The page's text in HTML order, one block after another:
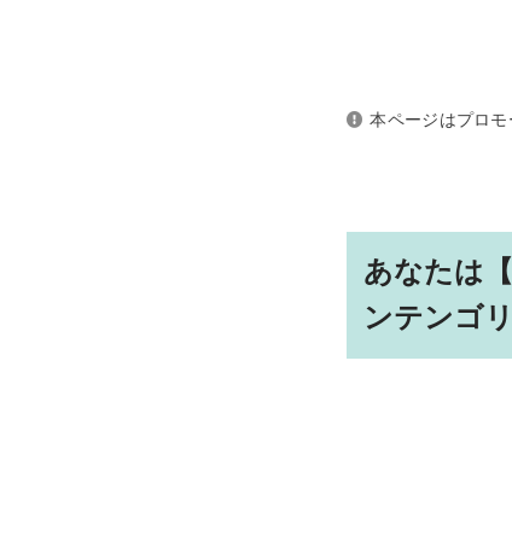
本ページはプロ
あなたは
ンテンゴ